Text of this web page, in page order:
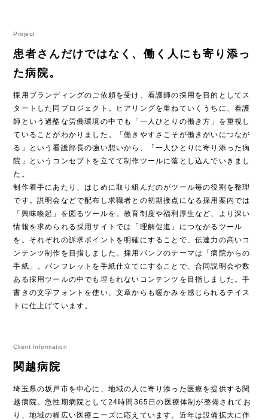
Project
患者さんだけではなく、働く人にも寄り添っ
た病院。
採用ブランディングのご依頼を受け、看護師の採用を目的としてス
タートした同プロジェクト。ヒアリングを重ねていくうちに、看護
師という過酷な労働環境の中でも「一人ひとりの働き方」を重視し
ていることがわかりました。「働きやすさこそが働きがいにつなが
る」という看護部長の強い想いから、「一人ひとりに寄り添った病
院」というコンセプトを立てて制作ツールに落とし込んでいきまし
た。
制作着手にあたり、はじめに取り組んだのがツール毎の役割を整理
です。説明会などで配布し求職者との初期接点になる採用案内では
「興味喚起」を図るツールを。教育制度や福利厚生など、より深い
情報を求められる採用サイトでは「理解促進」につながるツール
を。それぞれの訴求ポイントを明確にすることで、伝達力の高いコ
ンテンツ制作を目指しました。採用パンフのテーマは「病院からの
手紙」。パンフレットを手紙仕立てにすることで、合同説明会や数
ある採用ツールの中でも埋もれないコンテンツを目指しました。手
書きの文字フォントを使い、文章からも暖かみを感じられるテイス
トに仕上げています。
Client Information
関越病院
埼玉県の坂戸市を中心に、地域の人に寄り添った医療を提供する関
越病院。急性期病院として24時間365日の医療体制が整備されてお
り、地域の幅広い医療ニーズに応えています。近年は設備拡大に伴